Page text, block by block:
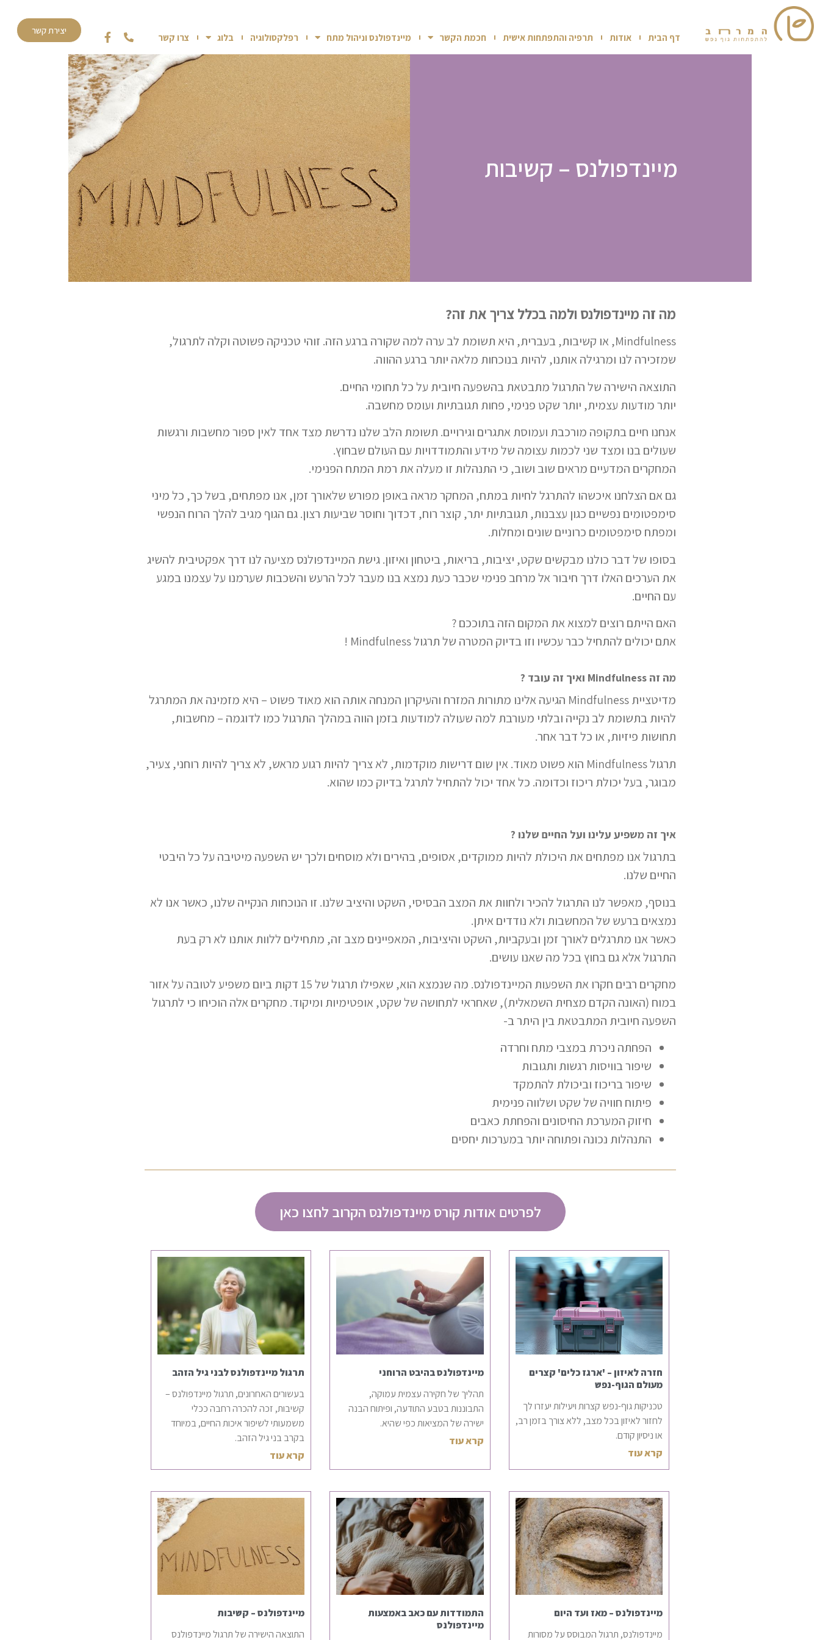
דף הבית אודות תרפיה והתפתחות אישית חכמת הקשר מיינדפולנס וניהול מתח רפלקסולוגיה בלוג צרו קשר
יצירת קשר
מיינדפולנס – קשיבות
מה זה מיינדפולנס ולמה בכלל צריך את זה?
Mindfulness, או קשיבות, בעברית, היא תשומת לב ערה למה שקורה ברגע הזה. זוהי טכניקה פשוטה וקלה לתרגול,
שמזכירה לנו ומרגילה אותנו, להיות בנוכחות מלאה יותר ברגע ההווה.
התוצאה הישירה של התרגול מתבטאת בהשפעה חיובית על כל תחומי החיים.
יותר מודעות עצמית, יותר שקט פנימי, פחות תגובתיות ועומס מחשבה.
אנחנו חיים בתקופה מורכבת ועמוסת אתגרים וגירויים. תשומת הלב שלנו נדרשת מצד אחד לאין ספור מחשבות ורגשות
שעולים בנו ומצד שני לכמות עצומה של מידע והתמודדויות עם העולם שבחוץ.
המחקרים המדעיים מראים שוב ושוב, כי התנהלות זו מעלה את רמת המתח הפנימי.
גם אם הצלחנו איכשהו להתרגל לחיות במתח, המחקר מראה באופן מפורש שלאורך זמן, אנו מפתחים, בשל כך, כל מיני
סימפטומים נפשיים כגון עצבנות, תגובתיות יתר, קוצר רוח, דכדוך וחוסר שביעות רצון. גם הגוף מגיב להלך הרוח הנפשי
ומפתח סימפטומים כרוניים שונים ומחלות.
בסופו של דבר כולנו מבקשים שקט, יציבות, בריאות, ביטחון ואיזון. גישת המיינדפולנס מציעה לנו דרך אפקטיבית להשיג
את הערכים האלו דרך חיבור אל מרחב פנימי שכבר כעת נמצא בנו מעבר לכל הרעש והשכבות שערמנו על עצמנו במגע
עם החיים.
האם הייתם רוצים למצוא את המקום הזה בתוככם ?
אתם יכולים להתחיל כבר עכשיו וזו בדיוק המטרה של תרגול Mindfulness !
מה זה Mindfulness ואיך זה עובד ?
מדיטציית Mindfulness הגיעה אלינו מתורות המזרח והעיקרון המנחה אותה הוא מאוד פשוט – היא מזמינה את המתרגל
להיות בתשומת לב נקייה ובלתי מעורבת למה שעולה למודעות בזמן הווה במהלך התרגול כמו לדוגמה – מחשבות,
תחושות פיזיות, או כל דבר אחר.
תרגול Mindfulness הוא פשוט מאוד. אין שום דרישות מוקדמות, לא צריך להיות רגוע מראש, לא צריך להיות רוחני, צעיר,
מבוגר, בעל יכולת ריכוז וכדומה. כל אחד יכול להתחיל לתרגל בדיוק כמו שהוא.
איך זה משפיע עלינו ועל החיים שלנו ?
בתרגול אנו מפתחים את היכולת להיות ממוקדים, אסופים, בהירים ולא מוסחים ולכך יש השפעה מיטיבה על כל היבטי
החיים שלנו.
בנוסף, מאפשר לנו התרגול להכיר ולחוות את המצב הבסיסי, השקט והיציב שלנו. זו הנוכחות הנקייה שלנו, כאשר אנו לא
נמצאים ברעש של המחשבות ולא נודדים איתן.
כאשר אנו מתרגלים לאורך זמן ובעקביות, השקט והיציבות, המאפיינים מצב זה, מתחילים ללוות אותנו לא רק בעת
התרגול אלא גם בחוץ בכל מה שאנו עושים.
מחקרים רבים חקרו את השפעות המיינדפולנס. מה שנמצא הוא, שאפילו תרגול של 15 דקות ביום משפיע לטובה על אזור
במוח (האונה הקדם מצחית השמאלית), שאחראי לתחושה של שקט, אופטימיות ומיקוד. מחקרים אלה הוכיחו כי לתרגול
השפעה חיובית המתבטאת בין היתר ב-
הפחתה ניכרת במצבי מתח וחרדה
שיפור בוויסות רגשות ותגובות
שיפור בריכוז וביכולת להתמקד
פיתוח חוויה של שקט ושלווה פנימית
חיזוק המערכת החיסונים והפחתת כאבים
התנהלות נכונה ופתוחה יותר במערכות יחסים
לפרטים אודות קורס מיינדפולנס הקרוב לחצו כאן
חזרה לאיזון – 'ארגז כלים' קצרים
מעולם הגוף-נפש
טכניקות גוף-נפש קצרות ויעילות יעזרו לך
לחזור לאיזון בכל מצב, ללא צורך בזמן רב,
או ניסיון קודם.
קרא עוד
מיינדפולנס בהיבט הרוחני
תהליך של חקירה עצמית עמוקה,
התבוננות בטבע התודעה, ופיתוח הבנה
ישירה של המציאות כפי שהיא.
קרא עוד
תרגול מיינדפולנס לבני גיל הזהב
בעשורים האחרונים, תרגול מיינדפולנס –
קשיבות, זכה להכרה רחבה ככלי
משמעותי לשיפור איכות החיים, במיוחד
בקרב בני גיל הזהב.
קרא עוד
מיינדפולנס – מאז ועד היום
מיינדפולנס, תרגול המבוסס על מסורות
התמודדות עם כאב באמצעות
מיינדפולנס
מיינדפולנס – קשיבות
התוצאה הישירה של תרגול מיינדפולנס